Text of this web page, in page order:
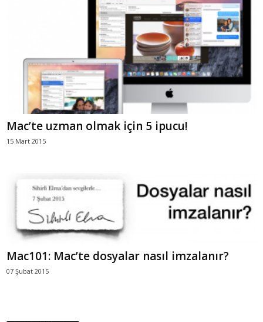
Mac’te uzman olmak için 5 ipucu!
15 Mart 2015
Mac101: Mac’te dosyalar nasıl imzalanır?
07 Şubat 2015